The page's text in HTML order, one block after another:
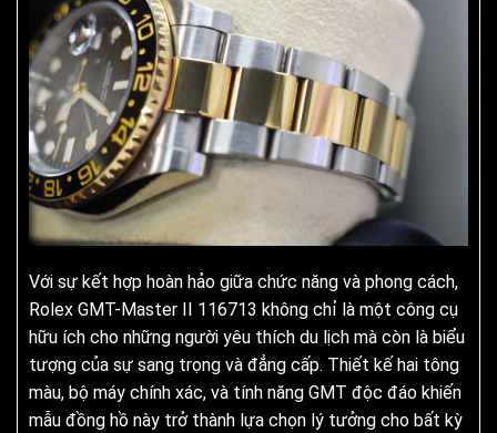
Với sự kết hợp hoàn hảo giữa chức năng và phong cách,
Rolex GMT-Master II 116713 không chỉ là một công cụ
hữu ích cho những người yêu thích du lịch mà còn là biểu
tượng của sự sang trọng và đẳng cấp. Thiết kế hai tông
màu, bộ máy chính xác, và tính năng GMT độc đáo khiến
mẫu đồng hồ này trở thành lựa chọn lý tưởng cho bất kỳ